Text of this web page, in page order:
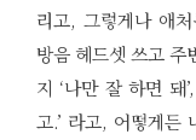
리고, 그렇게나 애
방음 헤드셋 쓰고 주
지 ‘나만 잘 하면 돼
고.’ 라고, 어떻게든